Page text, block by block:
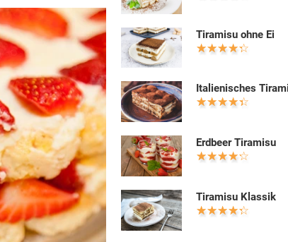
Tiramisu ohne Ei
Italienisches
Erdbeer Tiramisu
Tiramisu Klassik